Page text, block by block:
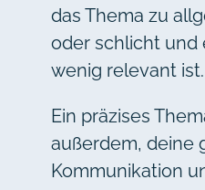
das Thema zu
oder schlicht und
wenig relevant ist.
Ein präzises
außerdem, deine
Kommunikation